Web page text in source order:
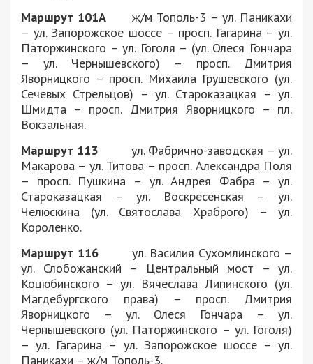
Маршрут 101А ж/м Тополь-3 – ул. Паникахи
– ул. Запорожское шоссе – просп. Гагарина – ул.
Паторжинского – ул. Гоголя – (ул. Олеся Гончара
– ул. Чернышевского) – просп. Дмитрия
Яворницкого – просп. Михаила Грушевского (ул.
Сечевых Стрельцов) – ул. Староказацкая – ул.
Шмидта – просп. Дмитрия Яворницкого – пл.
Вокзальная.
Маршрут 113 ул. Фабрично-заводская – ул.
Макарова – ул. Титова – просп. Александра Поля
– просп. Пушкина – ул. Андрея Фабра – ул.
Староказацкая – ул. Воскресенская – ул.
Челюскина (ул. Святослава Храброго) – ул.
Короленко.
Маршрут 116 ул. Василия Сухомлинского –
ул. Слобожанский – Центральный мост – ул.
Коцюбинского – ул. Вячеслава Липинского (ул.
Магдебургского права) – просп. Дмитрия
Яворницкого – ул. Олеся Гончара – ул.
Чернышевского (ул. Паторжинского – ул. Гоголя)
– ул. Гагарина – ул. Запорожское шоссе – ул.
Паникахи – ж/м Тополь-3.